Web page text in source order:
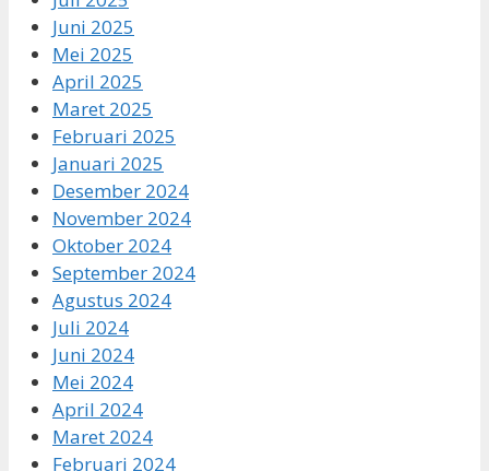
Juni 2025
Mei 2025
April 2025
Maret 2025
Februari 2025
Januari 2025
Desember 2024
November 2024
Oktober 2024
September 2024
Agustus 2024
Juli 2024
Juni 2024
Mei 2024
April 2024
Maret 2024
Februari 2024